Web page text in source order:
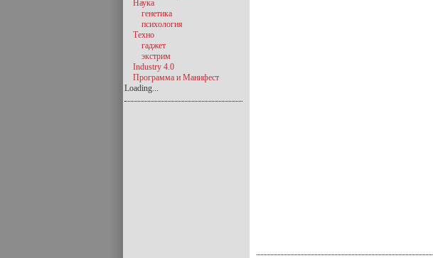
Наука
генетика
психология
Техно
гаджет
экстрим
Industry 4.0
Программа и Манифест
Loading...